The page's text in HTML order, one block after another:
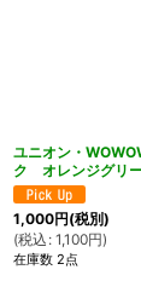
ユニオン・
ク オレンジグリ
1,000円(税別)
(税込 : 1,100円)
在庫数 2点